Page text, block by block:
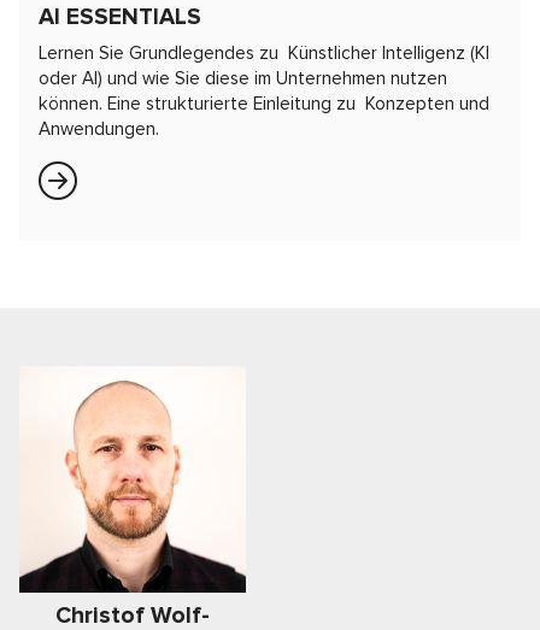
AI ESSENTIALS
Lernen Sie Grundlegendes zu Künstlicher Intelligenz (KI
oder AI) und wie Sie diese im Unternehmen nutzen
können. Eine strukturierte Einleitung zu Konzepten und
Anwendungen.
Christof Wolf-